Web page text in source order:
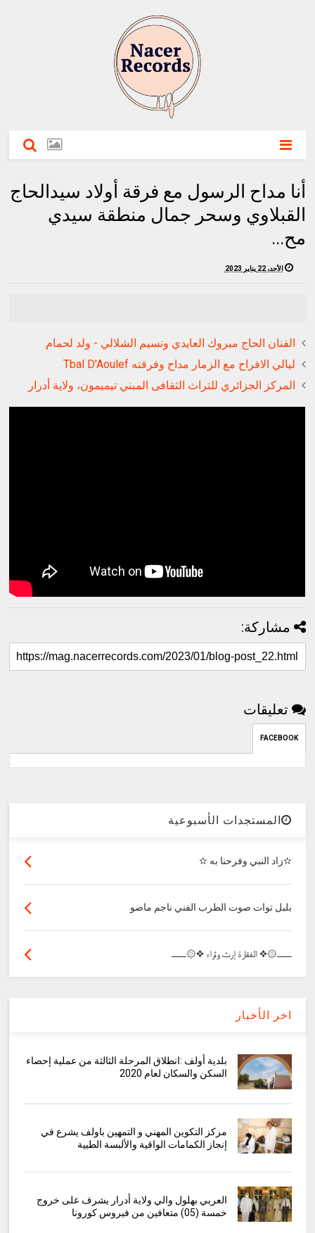
أنا مداح الرسول مع فرقة أولاد سيدالحاج
القبلاوي وسحر جمال منطقة سيدي
مح...
الأحد، 22 يناير 2023
الفنان الحاج مبروك العايدي ونسيم الشلالي - ولد لحمام
ليالي الافراح مع الزمار مداح وفرقته Tbal D'Aoulef
المركز الجزائري للتراث الثقافى المبني تيميمون، ولاية أدرار
مشاركة:
تعليقات
FACEBOOK
المستجدات الأسبوعية
✫زاد النبي وفرحنا به ✫
بلبل توات صوت الطرب الفني ناجم ماصو
ـــــــ۞❖ الفقارة إرث وثراء ❖۞ـــــــ
اخر الأخبار
بلدية أولف :انطلاق المرحلة الثالثة من عملية إحصاء
السكن والسكان لعام 2020
مركز التكوين المهني و التمهين باولف يشرع في
إنجاز الكمامات الواقية والألبسة الطبية
العربي بهلول والي ولاية أدرار يشرف على خروج
خمسة (05) متعافين من فيروس كورونا